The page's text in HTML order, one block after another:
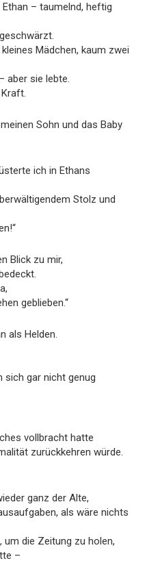
Ethan – taumelnd, heftig
Mädchen, kaum zwei
aber sie lebte.
Sohn und das Baby
ich in Ethans
Stolz und
Blick zu mir,
geblieben.“
als Helden.
sich gar nicht genug
vollbracht hatte
zurückkehren würde.
ganz der Alte,
als wäre nichts
die Zeitung zu holen,
–